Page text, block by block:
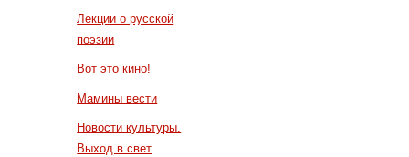
Лекции о русской
поэзии
Вот это кино!
Мамины вести
Новости культуры.
Выход в свет